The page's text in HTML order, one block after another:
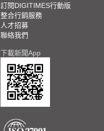
訂閱DIGITIMES行動版
整合行銷服務
人才招募
聯絡我們
下載新聞App